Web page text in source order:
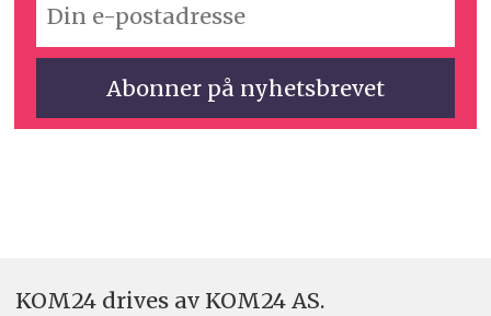
KOM24 drives av KOM24 AS.